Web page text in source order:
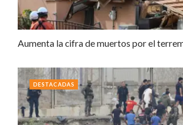
Aumenta la cifra de muertos por el
DESTACADAS